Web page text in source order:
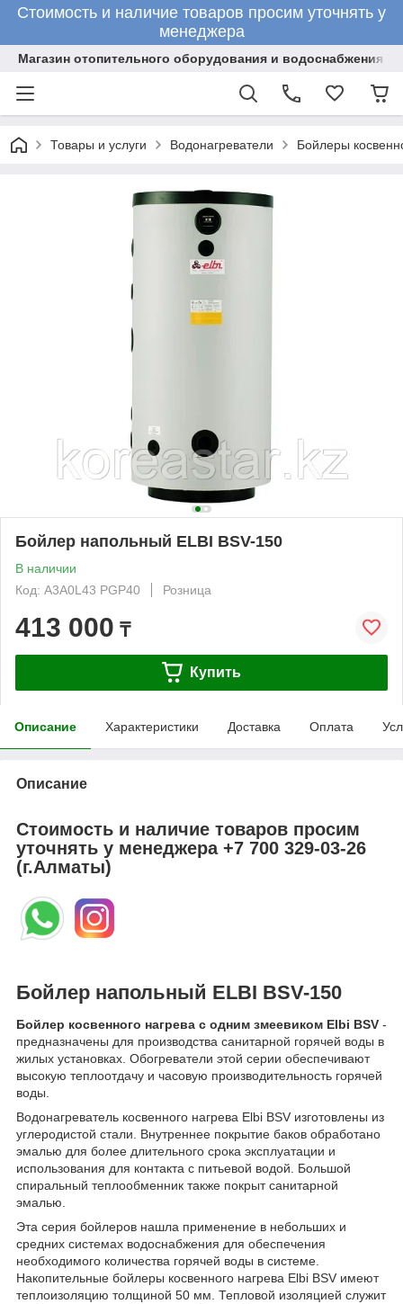
Стоимость и наличие товаров просим уточнять у
менеджера
Магазин отопительного оборудования и водоснабжения
Товары и услуги Водонагреватели Бойлеры
Бойлер напольный ELBI BSV-150
В наличии
Код: A3A0L43 PGP40
Розница
413 000 ₸
Купить
Описание Характеристики Доставка Оплата
Описание
Стоимость и наличие товаров просим
уточнять у менеджера+7 700 329-03-26
(г.Алматы)
Бойлер напольный ELBI BSV-150
Бойлер косвенного нагрева с одним змеевиком Elbi BSV -
предназначены для производства санитарной горячей воды в
жилых установках. Обогреватели этой серии обеспечивают
высокую теплоотдачу и часовую производительность горячей
воды.
Водонагреватель косвенного нагрева Elbi BSV изготовлены из
углеродистой стали. Внутреннее покрытие баков обработано
эмалью для более длительного срока эксплуатации и
использования для контакта с питьевой водой. Большой
спиральный теплообменник также покрыт санитарной
эмалью.
Эта серия бойлеров нашла применение в небольших и
средних системах водоснабжения для обеспечения
необходимого количества горячей воды в системе.
Накопительные бойлеры косвенного нагрева Elbi BSV имеют
теплоизоляцию толщиной 50 мм. Тепловой изоляцией служит